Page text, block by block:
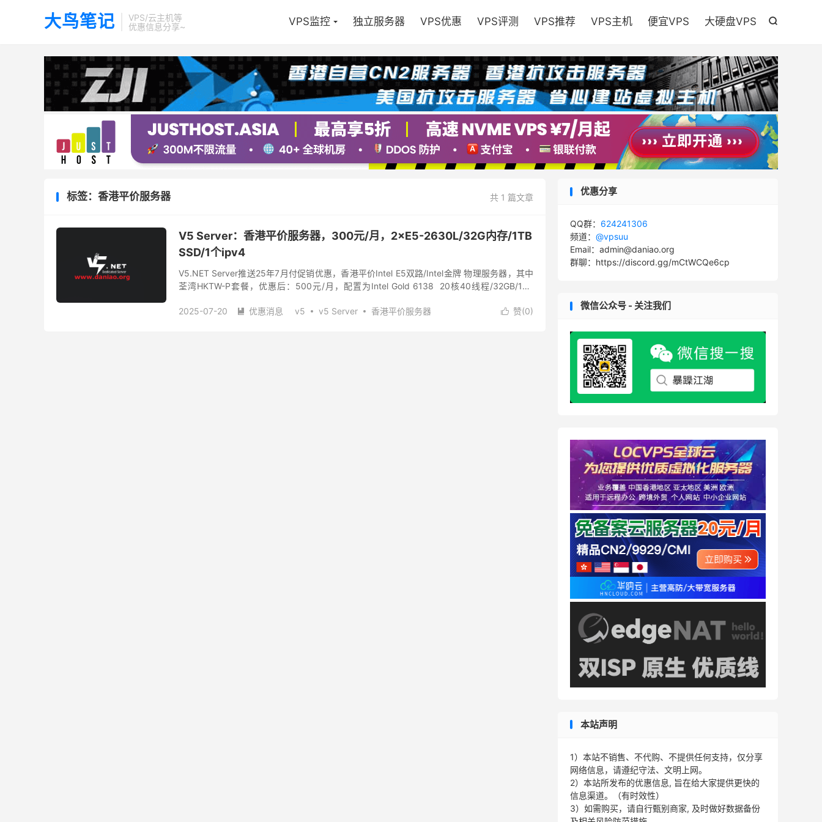
大鸟笔记
VPS/云主机等
优惠信息分享~

VPS监控 独立服务器 VPS优惠 VPS评测 VPS推荐 VPS主机 便宜VPS 大硬盘VPS
共 1 篇文章
标签：香港平价服务器
V5 Server：香港平价服务器，300元/月，2×E5-2630L/32G内存/1TB
SSD/1个ipv4
V5.NET Server推送25年7月付促销优惠，香港平价Intel E5双路/Intel金牌 物理服务器，其中
荃湾HKTW-P套餐，优惠后：500元/月，配置为Intel Gold 6138 20核40线程/32GB/1TB
 赞(0)
2025-07-20  优惠消息 v5 v5 Server
香港平价服务器
优惠分享
QQ群： 624241306
频道： @vpsuu
Email：admin@daniao.org
群聊：https://discord.gg/mCtWCQe6cp
微信公众号 - 关注我们
本站声明
1）本站不销售、不代购、不提供任何支持，仅分享
网络信息，请遵纪守法、文明上网。
2）本站所发布的优惠信息, 旨在给大家提供更快的
信息渠道。（有时效性）
3）如需购买，请自行甄别商家, 及时做好数据备份